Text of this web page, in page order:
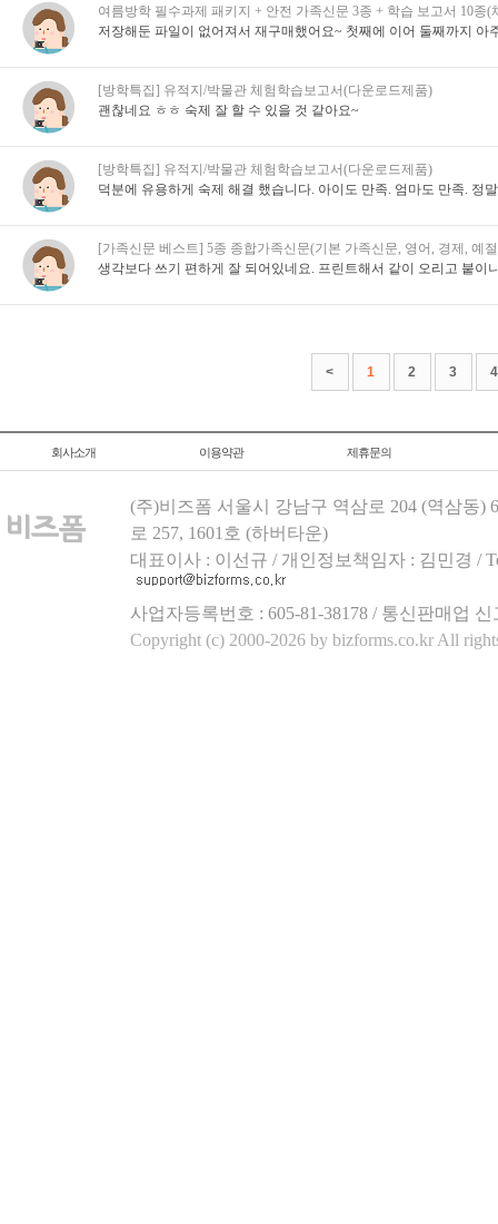
여름방학 필수과제 패키지 + 안전 가족신문 3종 + 학습 보고서 10종
저장해둔 파일이 없어져서 재구매했어요~ 첫째에 이어 둘째까지 아
[방학특집] 유적지/박물관 체험학습보고서(다운로드제품)
괜찮네요 ㅎㅎ 숙제 잘 할 수 있을 것 같아요~
[방학특집] 유적지/박물관 체험학습보고서(다운로드제품)
덕분에 유용하게 숙제 해결 했습니다. 아이도 만족. 엄마도 만족. 정
[가족신문 베스트] 5종 종합가족신문(기본 가족신문, 영어, 경제, 예
생각보다 쓰기 편하게 잘 되어있네요. 프린트해서 같이 오리고 붙이
< 1 2 3 4
회사소개 이용약관 제휴문의
(주)비즈폼 서울시 강남구 역삼로 204 (역삼동)
로 257, 1601호 (하버타운)
대표이사 : 이선규 / 개인정보책임자 : 김민경 /
사업자등록번호 : 605-81-38178 / 통신판매업
Copyright (c) 2000-2026 by bizforms.co.kr All